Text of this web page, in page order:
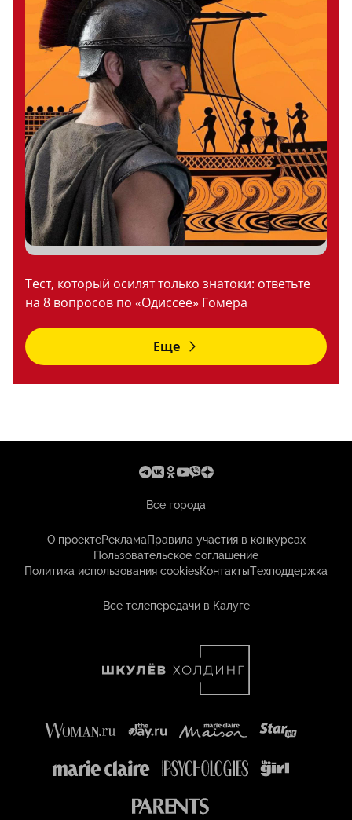
Тест, который осилят только знатоки: ответьте
на 8 вопросов по «Одиссее» Гомера
Еще
Все города
О проектеРекламаПравила участия в конкурсах
Пользовательское соглашение
Политика использования cookiesКонтактыТехподдержка
Все телепередачи в Калуге